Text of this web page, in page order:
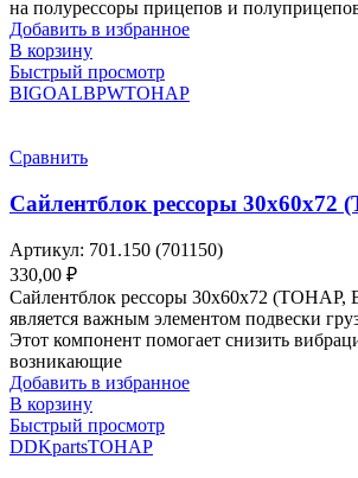
на полурессоры прицепов и
Добавить в избранное
В корзину
Быстрый просмотр
BIGOALBPWТОНАР
Сравнить
Сайлентблок рессоры
Артикул: 701.150 (701150)
330,00 ₽
Сайлентблок рессоры 30х60х72 (ТОНАР,
является важным элементом подвески
Этот компонент помогает снизить
возникающие
Добавить в избранное
В корзину
Быстрый просмотр
DDKpartsТОНАР